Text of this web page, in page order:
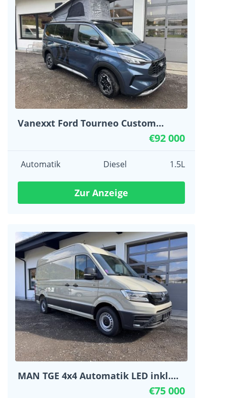
Vanexxt Ford Tourneo Custom
€92 000
Automatik Diesel 1.5L
Zur Anzeige
MAN TGE 4x4 Automatik LED inkl.
€75 000